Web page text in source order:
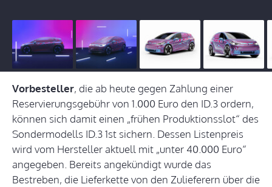
Vorbesteller, die ab heute gegen Zahlung einer
Reservierungsgebühr von 1.000 Euro den ID.3 ordern,
können sich damit einen „frühen Produktionsslot“ des
Sondermodells ID.3 1st sichern. Dessen Listenpreis
wird vom Hersteller aktuell mit „unter 40.000 Euro“
angegeben. Bereits angekündigt wurde das
Bestreben, die Lieferkette von den Zulieferern über die